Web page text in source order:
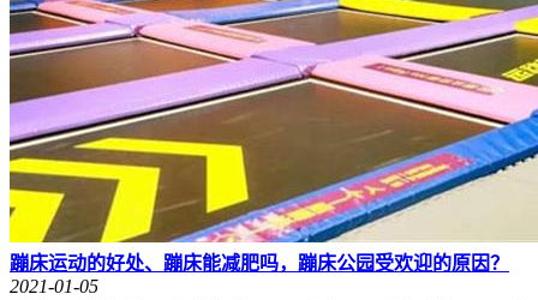
蹦床运动的好处、蹦床能减肥吗，蹦床公园受欢迎的原因？
2021-01-05